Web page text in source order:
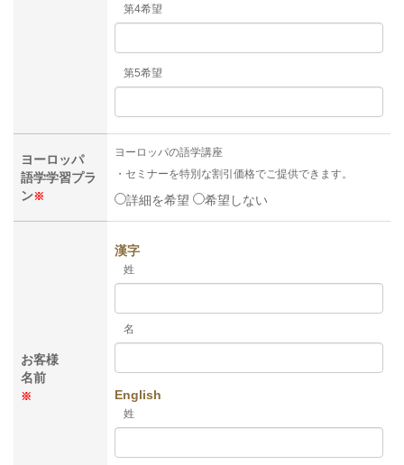
第4希望
第5希望
ヨーロッパ
語学学習プラ
ン※
ヨーロッパの語学講座
・セミナーを特別な割引価格でご提供できます。
詳細を希望 希望しない
お客様
名前
※
漢字
姓
名
English
姓